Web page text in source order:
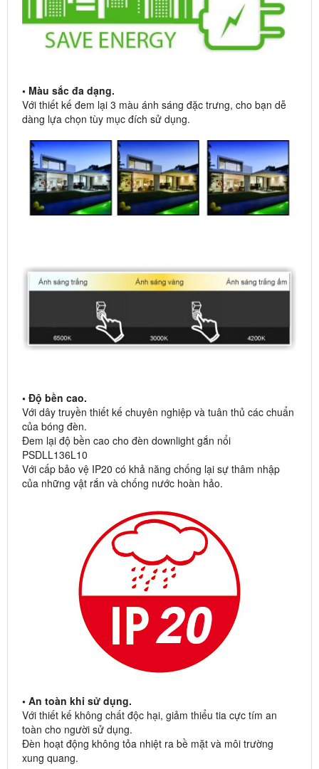
• Màu sắc đa dạng.
Với thiết kế đem lại 3 màu ánh sáng đặc trưng, cho bạn dễ
dàng lựa chọn tùy mục đích sử dụng.
• Độ bền cao.
Với dây truyền thiết kế chuyên nghiệp và tuân thủ các chuẩn
của bóng đèn.
Đem lại độ bền cao cho đèn downlight gắn nổi
PSDLL136L10
Với cấp bảo vệ IP20 có khả năng chống lại sự thâm nhập
của những vật rắn và chống nước hoàn hảo.
• An toàn khi sử dụng.
Với thiết kế không chất độc hại, giảm thiểu tia cực tím an
toàn cho người sử dụng.
Đèn hoạt động không tỏa nhiệt ra bề mặt và môi trường
xung quang.